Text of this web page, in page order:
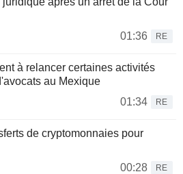
01:36
RE
à relancer certaines activités
au Mexique
01:34
RE
de cryptomonnaies pour
00:28
RE